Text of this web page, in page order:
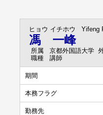
ヒョウ イチホウ Yifeng
馮 一峰
所属
京都外国語大学
職種
講師
期間
本務フラグ
勤務先